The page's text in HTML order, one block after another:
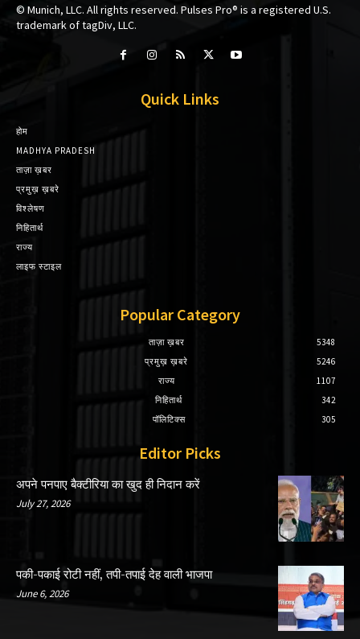
© Munich, LLC. All rights reserved. Pulses Pro® is a registered U.S.
trademark of tagDiv, LLC.
Quick Links
होम
MADHYA PRADESH
ताज़ा ख़बर
प्रमुख़ ख़बरे
विश्लेषण
निहितार्थ
राज्य
लाइफ स्टाइल
Popular Category
ताज़ा ख़बर
5348
प्रमुख़ ख़बरे
5246
राज्य
1107
निहितार्थ
342
पॉलिटिक्स
305
Editor Picks
अपने पनपाए बैक्टीरिया का खुद ही निदान करें
July 27, 2026
पकी-पकाई रोटी नहीं, तपी-तपाई देह वाली भाजपा
June 6, 2026